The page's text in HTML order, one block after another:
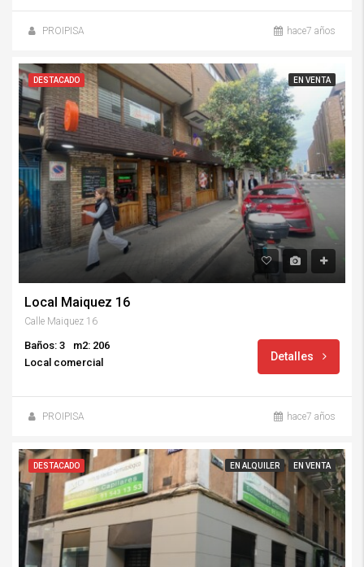
PROIPISA hace7 años
DESTACADO EN VENTA
Local Maiquez 16
Calle Maiquez 16
Baños: 3
m2: 206
Local comercial
Detalles
PROIPISA hace7 años
DESTACADO EN ALQUILER EN VENTA